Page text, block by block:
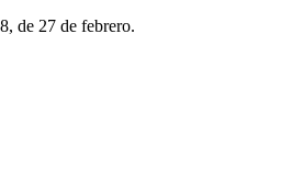
de 27 de febrero.